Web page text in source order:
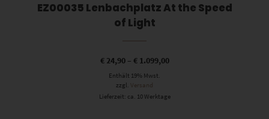
EZ00035 Lenbachplatz At the Speed
of Light
€24,90– €1.099,00
Enthält 19% Mwst.
zzgl. Versand
Lieferzeit: ca. 10 Werktage